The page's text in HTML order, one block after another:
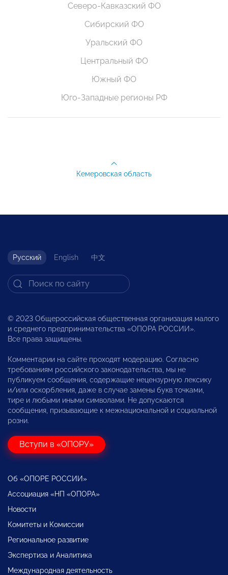
Северо-Кавказский ФО
Сибирский ФО
Уральский ФО
Центральный ФО
Южный ФО
Юго-Западные регионы РФ
Кемеровская область
Русский English 中文
© 2023 Общероссийская общественная организация малого
и среднего предпринимательства «ОПОРА РОССИИ».
Все права защищены.
Комментарии на сайте проходят модерацию. Согласно
требованиям российского законодательства, мы не
публикуем сообщения, содержащие нецензурную лексику
и/или оскорбления, даже в случае замены букв точками,
тире и любыми иными символами. Не допускаются
сообщения, призывающие к межнациональной и социальной
розни.
Вступи в «ОПОРУ»
Об «ОПОРЕ РОССИИ»
Ассоциация «НП «ОПОРА»
Новости
Комитеты и Комиссии
Региональное развитие
Экспертиза и Аналитика
Международная деятельность